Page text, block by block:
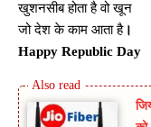
खुशनसीब होता है वो खून
जो देश के काम आता है।
Happy Republic Day